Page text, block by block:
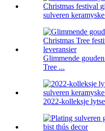
sulveren
Glimmende
Tree ...
2022-kolleksje